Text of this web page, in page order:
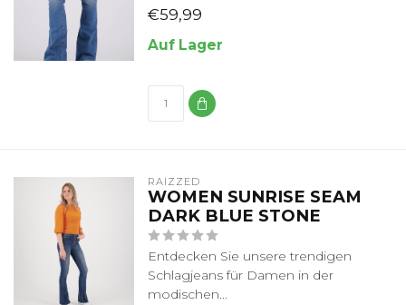
€59,99
Auf Lager
RAIZZED
WOMEN SUNRISE SEAM
DARK BLUE STONE
Entdecken Sie unsere trendigen
Schlagjeans für Damen in der
modischen...